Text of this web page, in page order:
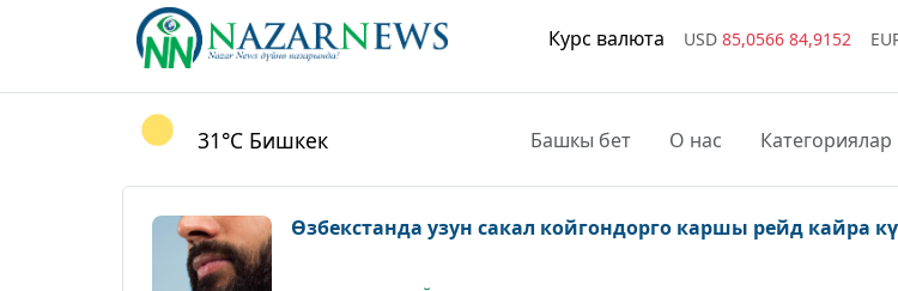
Курс валюта USD 85,0566 84,9152
31°C Бишкек Башкы бет О нас Категориялар
Өзбекстанда узун сакал койгондорго каршы рейд кайра